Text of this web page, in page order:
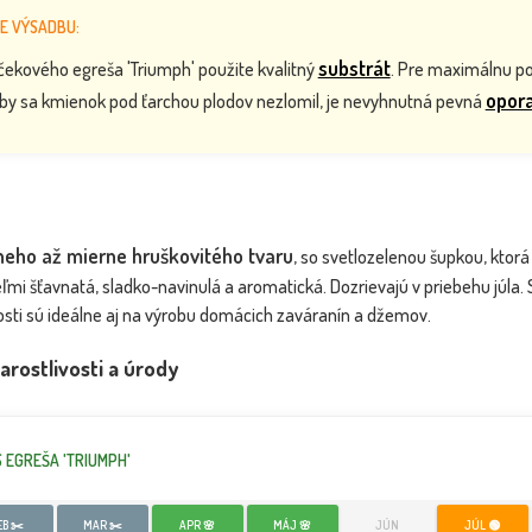
- Ribes
skladom skladom
VÝSADBU:
egreša 'Triumph' použite kvalitnýsubstrát. Pre maximálnu
sa kmienok pod ťarchou plodov nezlomil, je nevyhnutná pevná
až mierne hruškovitého tvaru, so svetlozelenou šupkou,
šťavnatá, sladko-navinulá a aromatická. Dozrievajú v priebehu
sú ideálne aj na výrobu domácich zaváranín a džemov.
a úrody
EGREŠA 'TRIUMPH'
✂️ MAR ✂️ APR 🌸 MÁJ 🌸 JÚN JÚL 🟢